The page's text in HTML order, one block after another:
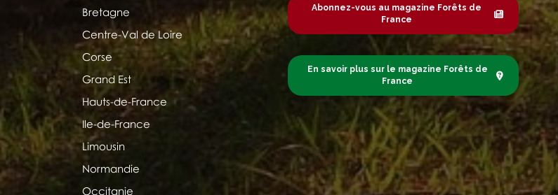
Bretagne
Centre-Val de Loire
Corse
Grand Est
Hauts-de-France
Ile-de-France
Limousin
Normandie
Occitanie
Abonnez-vous au magazine Forêts de
France
En savoir plus sur le magazine Forêts de
France